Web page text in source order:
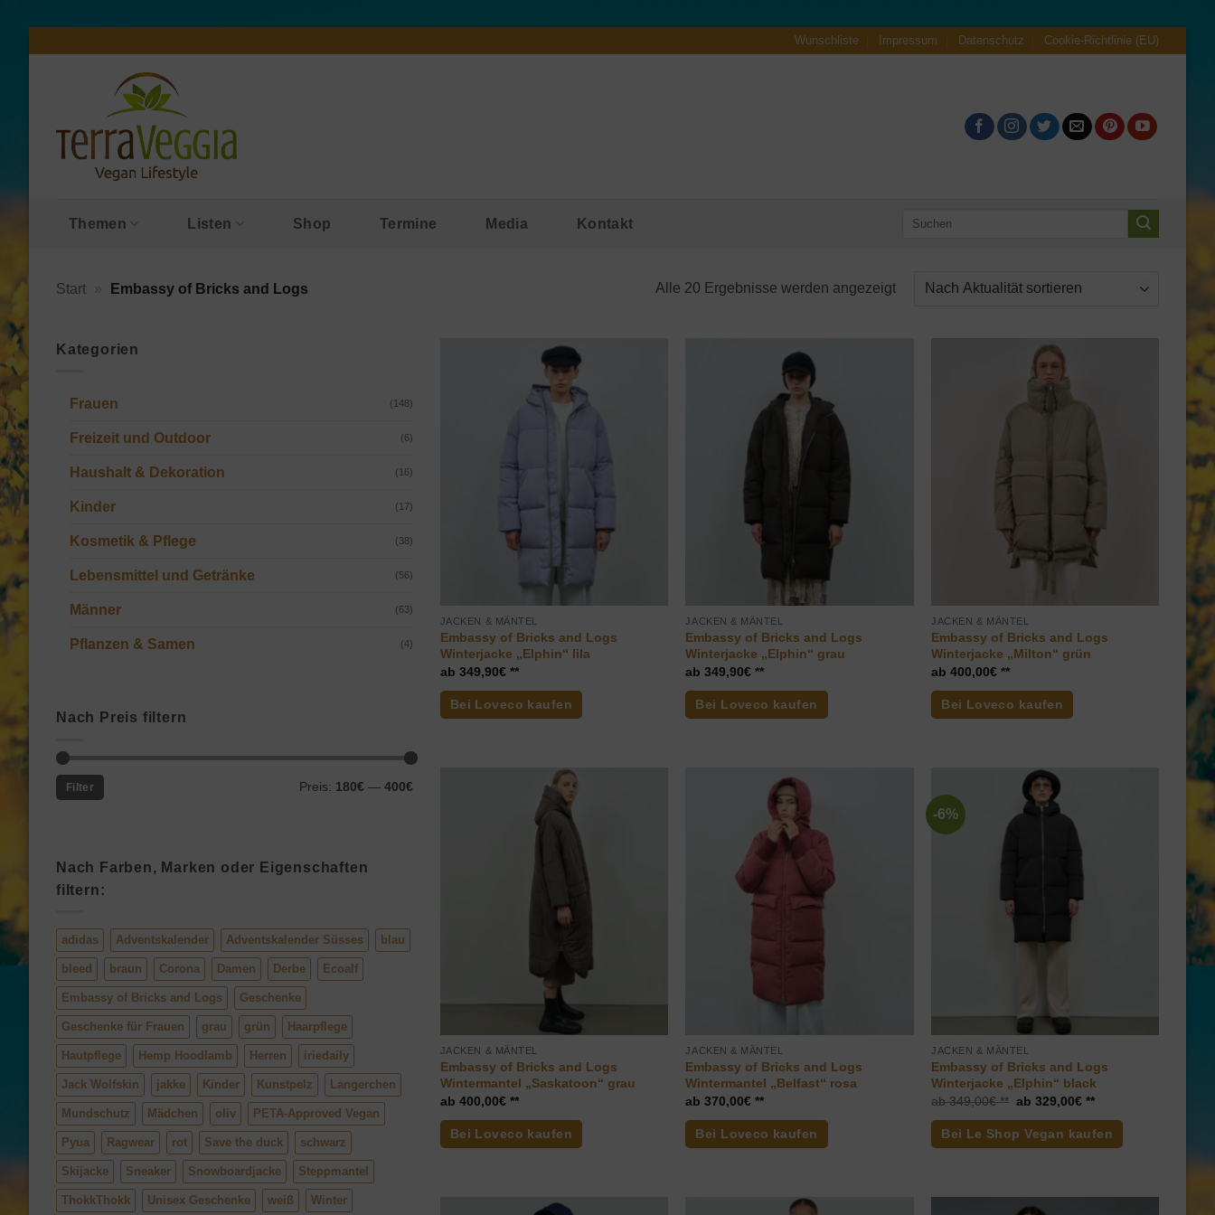
Wunschliste Impressum Datenschutz Cookie-Richtlinie (EU)
Themen Listen Shop Termine Media Kontakt
Suche
Start Embassy of Bricks and Logs Alle 20 Ergebnisse werden angezeigtNach
Kategorien
Frauen (148)
Freizeit und Outdoor (6)
Haushalt & Dekoration (16)
Kinder (17)
Kosmetik & Pflege (38)
Lebensmittel und Getränke (56)
Männer (63)
Pflanzen & Samen (4)
Nach Preis filtern
Min.
Preis
Max.
Preis
Filter Preis: 180€ — 400€
Nach Farben, Marken oder Eigenschaften
filtern:
adidas Adventskalender Adventskalender Süsses blau
bleed braun Corona Damen Derbe Ecoalf
Embassy of Bricks and Logs Geschenke
Geschenke für Frauen grau grün Haarpflege
Hautpflege Hemp Hoodlamb Herren iriedaily
Jack Wolfskin jakke Kinder Kunstpelz Langerchen
Mundschutz Mädchen oliv PETA-Approved Vegan
Pyua Ragwear rot Save the duck schwarz
Skijacke Sneaker Snowboardjacke Steppmantel
ThokkThokk Unisex Geschenke weiß Winter
JACKEN & MÄNTEL
Embassy of Bricks and Logs
Winterjacke „Elphin“ lila
349,90€
Bei Loveco kaufen
JACKEN & MÄNTEL
Embassy of Bricks and Logs
Winterjacke „Elphin“ grau
349,90€
Bei Loveco kaufen
JACKEN & MÄNTEL
Embassy of Bricks and Logs
Winterjacke „Milton“ grün
400,00€
Bei Loveco kaufen
JACKEN & MÄNTEL
Embassy of Bricks and Logs
Wintermantel „Saskatoon“ grau
400,00€
Bei Loveco kaufen
JACKEN & MÄNTEL
Embassy of Bricks and Logs
Wintermantel „Belfast“ rosa
370,00€
Bei Loveco kaufen
-6%
JACKEN & MÄNTEL
Embassy of Bricks and Logs
Winterjacke „Elphin“ black
349,00€
Ursprünglicher
war:
349,00€
329,00€
Aktueller
ist:
329,00€.
Bei Le Shop Vegan kaufen